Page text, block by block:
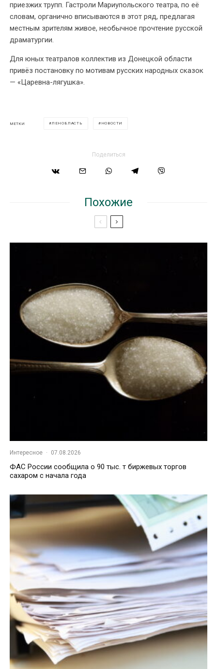
приезжих трупп. Гастроли Мариупольского театра, по её
словам, органично вписываются в этот ряд, предлагая
местным зрителям живое, необычное прочтение русской
драматургии.
Для юных театралов коллектив из Донецкой области
привёз постановку по мотивам русских народных сказок
— «Царевна-лягушка».
МЕТКИ ЛЕНОБЛАСТЬ НОВОСТИ
Поделиться
Похожие
Интересное · 07.08.2026
ФАС России сообщила о 90 тыс. т биржевых торгов
сахаром с начала года